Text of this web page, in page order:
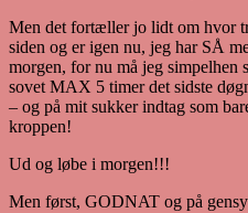
Men det fortæller jo lidt om hvor
siden og er igen nu, jeg har SÅ
morgen, for nu må jeg simpelhen
sovet MAX 5 timer det sidste
– og på mit sukker indtag som
kroppen!
Ud og løbe i morgen!!!
Men først, GODNAT og på